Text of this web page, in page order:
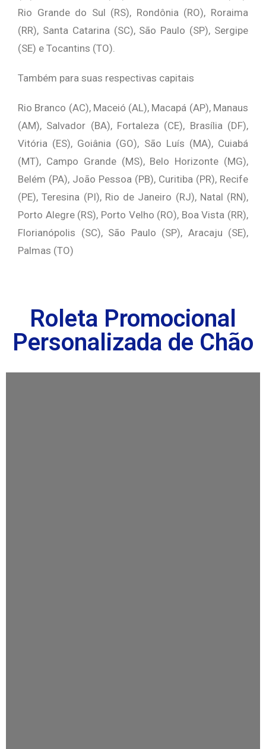
Rio Grande do Sul (RS), Rondônia (RO), Roraima
(RR), Santa Catarina (SC), São Paulo (SP), Sergipe
(SE) e Tocantins (TO).
Também para suas respectivas capitais
Rio Branco (AC), Maceió (AL), Macapá (AP), Manaus
(AM), Salvador (BA), Fortaleza (CE), Brasília (DF),
Vitória (ES), Goiânia (GO), São Luís (MA), Cuiabá
(MT), Campo Grande (MS), Belo Horizonte (MG),
Belém (PA), João Pessoa (PB), Curitiba (PR), Recife
(PE), Teresina (PI), Rio de Janeiro (RJ), Natal (RN),
Porto Alegre (RS), Porto Velho (RO), Boa Vista (RR),
Florianópolis (SC), São Paulo (SP), Aracaju (SE),
Palmas (TO)
Roleta Promocional
Personalizada de Chão